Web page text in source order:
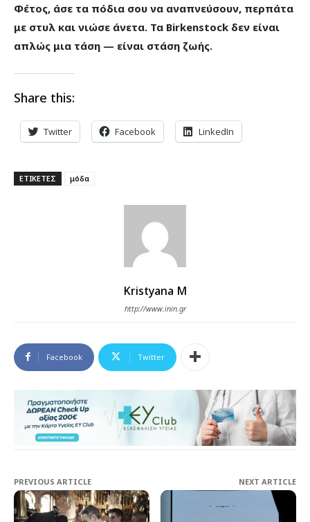
Φέτος, άσε τα πόδια σου να αναπνεύσουν, περπάτα
με στυλ και νιώσε άνετα. Τα Birkenstock δεν είναι
απλώς μια τάση — είναι στάση ζωής.
Share this:
Twitter Facebook LinkedIn
ΕΤΙΚΕΤΕΣ μόδα
Kristyana M
http://www.inin.gr
Facebook Twitter
PREVIOUS ARTICLE NEXT ARTICLE